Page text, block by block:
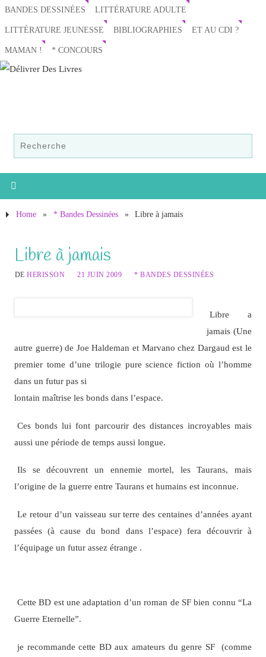
BANDES DESSINÉES LITTÉRATURE ADULTE
LITTÉRATURE JEUNESSE BIBLIOGRAPHIES ET AU CDI ?
MAMAN ! * CONCOURS
Home » * Bandes Dessinées » Libre à jamais
Libre à jamais
DEHERISSON 21 JUIN 2009 * BANDES DESSINÉES
Libre a
jamais (Une
autre guerre) de Joe Haldeman et Marvano chez Dargaud est le
premier tome d’une trilogie pure science fiction où l’homme
dans un futur pas si
lontain maîtrise les bonds dans l’espace.
Ces bonds lui font parcourir des distances incroyables mais
aussi une période de temps aussi longue.
Ils se découvrent un ennemie mortel, les Taurans, mais
l’origine de la guerre entre Taurans et humains est inconnue.
Le retour d’un vaisseau sur terre des centaines d’années ayant
passées (à cause du bond dans l’espace) fera découvrir à
l’équipage un futur assez étrange .
Cette BD est une adaptation d’un roman de SF bien connu “La
Guerre Eternelle”.
je recommande cette BD aux amateurs du genre SF (comme